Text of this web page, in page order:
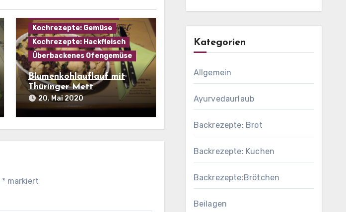
Kochrezepte: Gemüse
Kochrezepte: Hackfleisch
Überbackenes Ofengemüse
Blumenkohlauflauf mit
Thüringer Mett
20. Mai 2020
* markiert
Kategorien
Allgemein
Ayurvedaurlaub
Backrezepte: Brot
Backrezepte: Kuchen
Backrezepte:Brötchen
Beilagen